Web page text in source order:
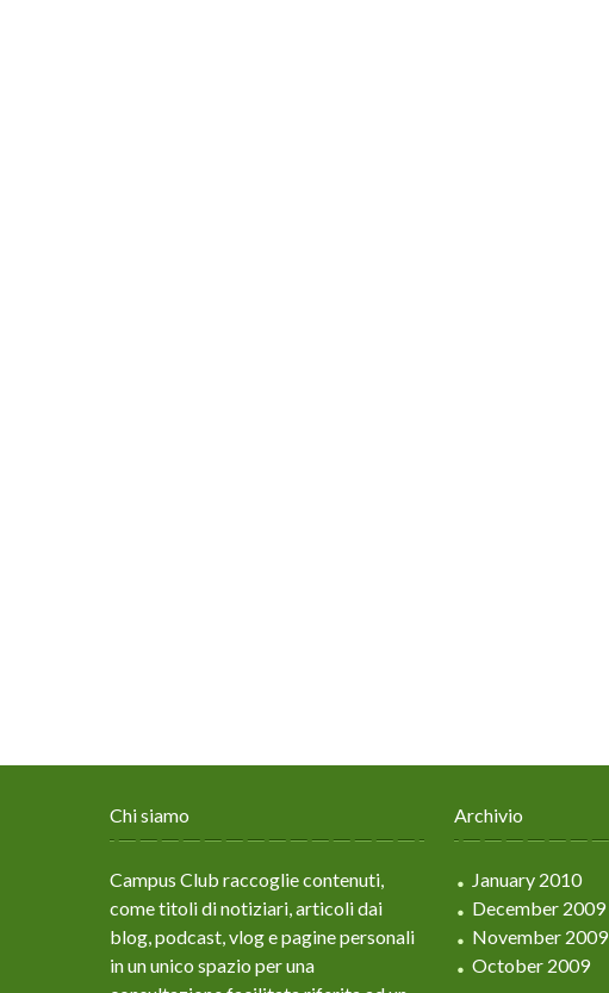
Chi siamo
Campus Club raccoglie contenuti,
come titoli di notiziari, articoli dai
blog, podcast, vlog e pagine personali
in un unico spazio per una
Archivio
January 2010
December 2009
November 2009
October 2009